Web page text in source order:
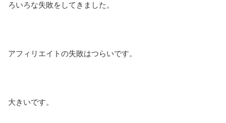
ろいろな失敗をしてきました。
アフィリエイトの失敗はつらいです。
大きいです。